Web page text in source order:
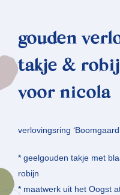
gouden
takje &
voor nicola
verlovingsring
* geelgouden takje met
robijn
* maatwerk uit het Oogst